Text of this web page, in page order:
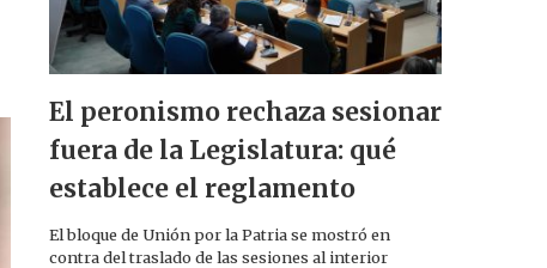
El peronismo rechaza sesionar
fuera de la Legislatura: qué
establece el reglamento
El bloque de Unión por la Patria se mostró en
contra del traslado de las sesiones al interior